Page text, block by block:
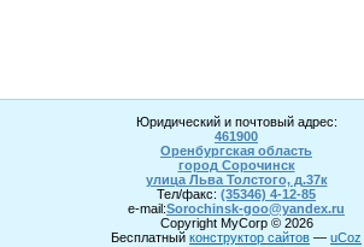
Юридический и почтовый адрес:
461900
Оренбургская область
город Сорочинск
улица Льва Толстого, д.37к
Тел/факс: (35346) 4-12-85
e-mail:Sorochinsk-goo@yandex.ru
Copyright MyCorp © 2026
Бесплатный конструктор сайтов — uCoz